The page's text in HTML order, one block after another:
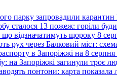
парку запровадили карантин
сталося 13 пожеж: горіли
що відзначатимуть щороку 8
рух через Балковий міст:
в Запоріжжі на 8 серпня
на Запоріжжі загинули троє
понтони: карта показала